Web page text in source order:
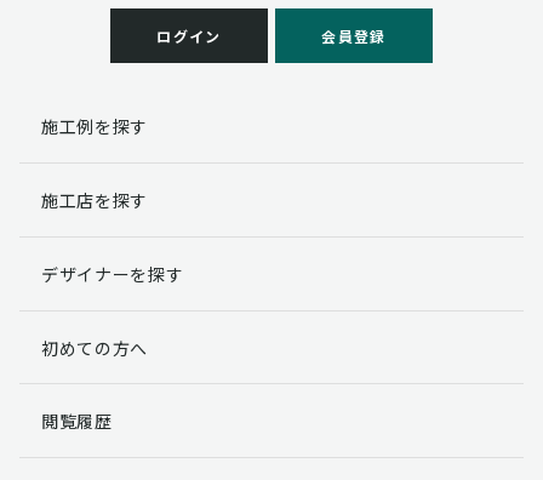
客様には、貴殿の個人情報の利用目的の通知、開示、訂
理・機密保持などによりお客様の個人情報の漏洩防止に
個人情報提出の任意性
す。
らかじめご了承ください。
個人情報の開示請求について
ログイン 会員登録
施工例を探す
施工店を探す
デザイナーを探す
初めての方へ
閲覧履歴